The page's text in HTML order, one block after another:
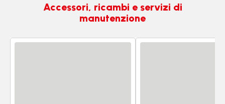
Accessori, ricambi e servizi di
manutenzione